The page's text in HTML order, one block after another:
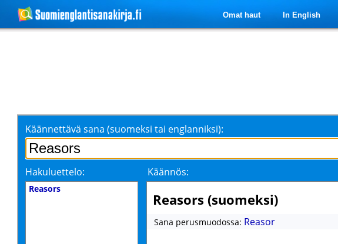
Omat haut In English
Käännettävä sana (suomeksi tai englanniksi):
Hakuluettelo: Käännös:
Reasors
Reasors (suomeksi)
Sana perusmuodossa: Reasor